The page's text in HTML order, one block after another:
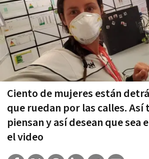
Ciento de mujeres están
que ruedan por las calles. Así
piensan y así desean que sea
el video